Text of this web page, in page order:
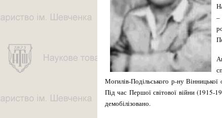
–
Могилів-Подільського р-ну
Під час Першої світової війни (1915-
демобілізовано.